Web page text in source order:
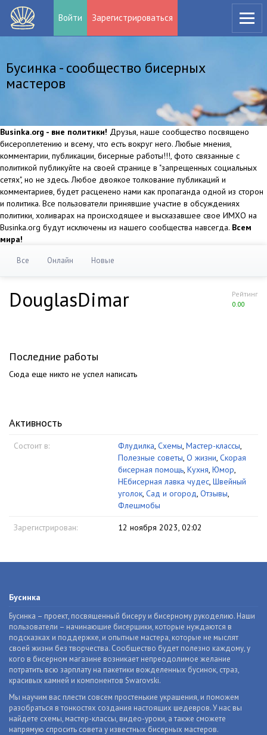
Войти Зарегистрироваться
Бусинка - сообщество бисерных
мастеров
Businka.org - вне политики! Друзья, наше сообщество посвящено
бисероплетению и всему, что есть вокруг него. Любые мнения,
комментарии, публикации, бисерные работы!!!, фото связанные с
политикой публикуйте на своей странице в "запрещенных социальных
сетях", но не здесь. Любое двоякое толкование публикаций и
комментариев, будет расценено нами как пропаганда одной из сторон
и политика. Все пользователи принявшие участие в обсуждениях
политики, холиварах на происходящее и высказавшее свое ИМХО на
Businka.org будут исключены из нашего сообщества навсегда. Всем
мира!
Все Онлайн Новые
Рейтинг
0.00
DouglasDimar
Последние работы
Сюда еще никто не успел написать
Активность
Состоит в: Флудилка, Схемы, Мастер-классы,
Полезные советы, О жизни, Скорая
бисерная помощь, Кухня, Юмор,
НЕбисерная лавка чудес, Швейный
уголок, Сад и огород, Отзывы,
Флешмобы
Зарегистрирован: 12 ноября 2023, 02:02
Бусинка
Бусинка – проект, посвященный бисеру и бисерному рукоделию. Наши
пользователи – начинающие бисерщики, которые нуждаются в
подсказках и поддержке, и опытные мастера, которые не мыслят
своей жизни без творчества. Сообщество будет полезно каждому, у
кого в бисерном магазине возникает непреодолимое желание
потратить всю зарплату на пакетики вожделенных бусинок, страз,
красивых камней и компонентов Swarovski.
Мы научим вас плести совсем простенькие украшения, и поможем
разобраться в тонкостях создания настоящих шедевров. У нас вы
найдете схемы, мастер-классы, видео-уроки, а также сможете
напрямую спросить совета у известных бисерных мастеров.